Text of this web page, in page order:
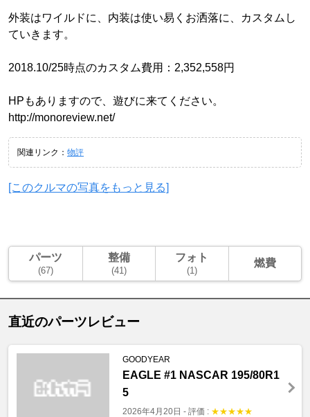
外装はワイルドに、内装は使い易くお洒落に、カスタムし
ていきます。
2018.10/25時点のカスタム費用：2,352,558円
HPもありますので、遊びに来てください。
http://monoreview.net/
関連リンク： 物評
[このクルマの写真をもっと見る]
パーツ
(67)
整備
(41)
フォト
(1)
燃費
直近のパーツレビュー
GOODYEAR
EAGLE #1 NASCAR 195/80R1
5
2026年4月20日 - 評価 : ★★★★★